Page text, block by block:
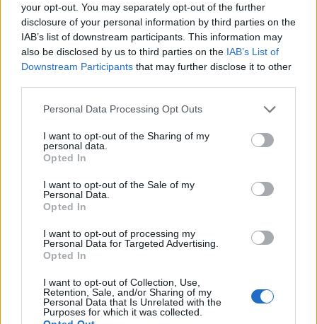
your opt-out. You may separately opt-out of the further
disclosure of your personal information by third parties on the
IAB’s list of downstream participants. This information may
also be disclosed by us to third parties on the IAB’s List of
Downstream Participants that may further disclose it to other
Personal Data Processing Opt Outs
I want to opt-out of the Sharing of my
personal data.
Opted In
I want to opt-out of the Sale of my
Personal Data.
Opted In
I want to opt-out of processing my
Personal Data for Targeted Advertising.
Opted In
I want to opt-out of Collection, Use,
Retention, Sale, and/or Sharing of my
Personal Data that Is Unrelated with the
Purposes for which it was collected.
Vårdbiträden som filmade när äldre bajsade
på golvet varnas.Två anställda i hemtjänsten i
Jönköpings kommun filmade när en äldre person
De båda vårdbiträdena har fått en varning av
Jönköpings kommun, och blivit kallade till samtal.
Det rapporterar
vårdbiträdena försökte dölja filmandet genom
att be den äldre ta ut hörapparaten.
Grönt ljus för Winefinder att fortsätta sälja
alkohol i Sverige.
marknadsföra och sälja alkohol i Sverige får inget
gehör av Högsta domstolen.